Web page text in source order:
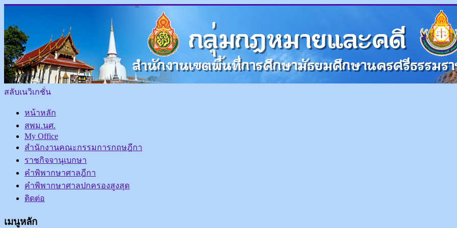
สลับเนวิเกชั่น
หน้าหลัก
สพม.นศ.
My Office
สำนักงานคณะกรรมการกฤษฎีกา
ราชกิจจานุเบกษา
คำพิพากษาศาลฎีกา
คำพิพากษาศาลปกครองสูงสุด
ติดต่อ
เมนูหลัก